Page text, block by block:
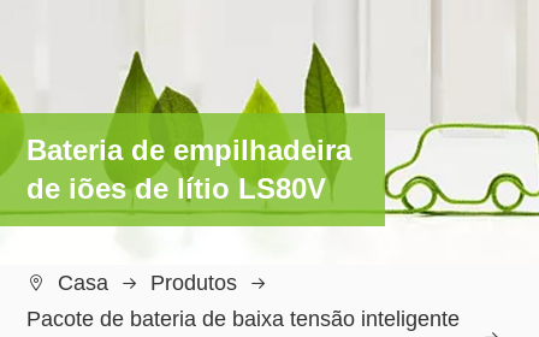
Bateria de empilhadeira
de iões de lítio LS80V
 Casa
Produtos
Pacote de bateria de baixa tensão inteligente